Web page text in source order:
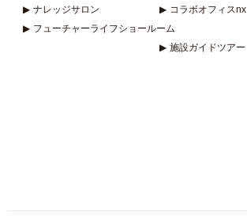
▶ ナレッジサロン
▶ フューチャーライフショールーム
▶ コラボオフィスnx
▶ 施設ガイドツアー